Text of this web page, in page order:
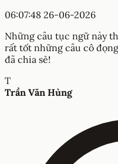
06:07:48 26-06-2026
Những câu tục ngữ này
rất tốt những câu cô
đã chia sẻ!
T
Trần Văn Hùng